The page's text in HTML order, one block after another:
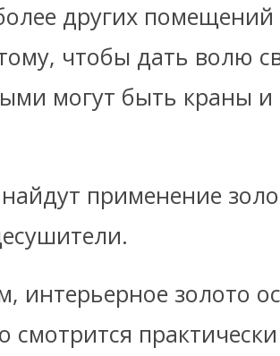
других
чтобы дать волю
могут быть краны
применение
интерьерное золото
смотрится